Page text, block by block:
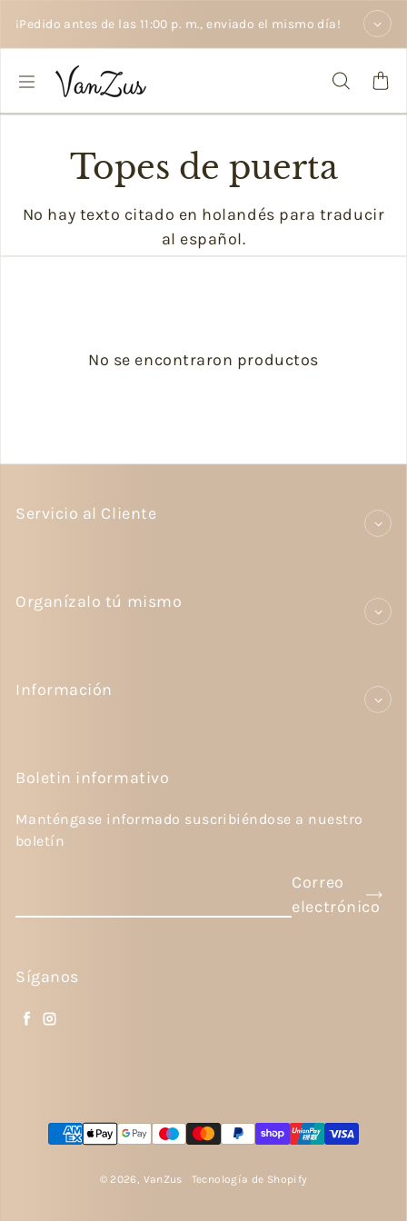
¡Pedido antes de las 11:00 p. m., enviado el mismo día!
Topes de puerta
No hay texto citado en holandés para traducir
al español.
No se encontraron productos
Servicio al Cliente
Organízalo tú mismo
Información
Boletin informativo
Manténgase informado suscribiéndose a nuestro
boletín
Correo
electrónico
Síganos
Facebook
Instagram
Métodos de pago
© 2026, VanZus Tecnología de Shopify